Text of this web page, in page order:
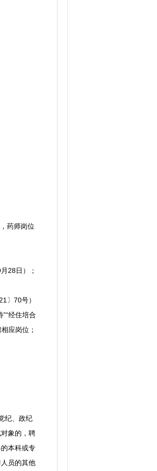
药师岗位
28日）；
〕70号）
经住培合
应岗位；
纪、政纪
象的，聘
本科或专
员的其他